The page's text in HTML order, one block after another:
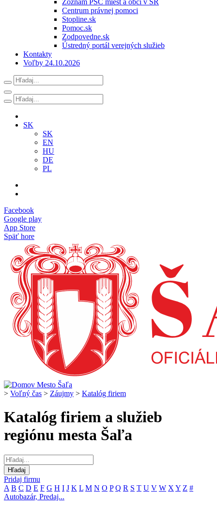
Zoznam PSČ miest a obcí v SR
Centrum právnej pomoci
Stopline.sk
Pomoc.sk
Zodpovedne.sk
Ústredný portál verejných služieb
Kontakty
Voľby 24.10.2026
SK
SK
EN
HU
DE
PL
Facebook
Google play
App Store
Späť hore
> Voľný čas > Záujmy > Katalóg firiem
Katalóg firiem a služieb
regiónu mesta Šaľa
Pridaj firmu
A B C D E F G H I J K L M N O P Q R S T U V W X Y Z #
Autobazár, Predaj...